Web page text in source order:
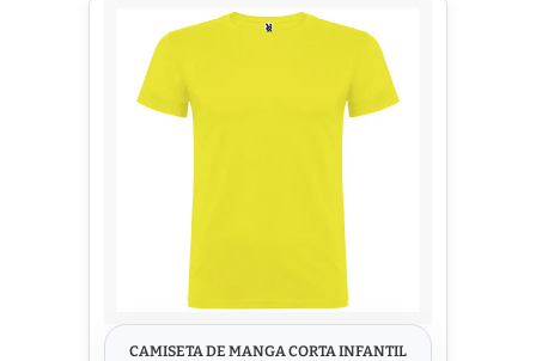
CAMISETA DE MANGA CORTA INFANTIL